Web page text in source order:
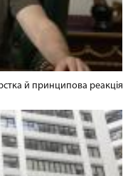
й принципова реакція